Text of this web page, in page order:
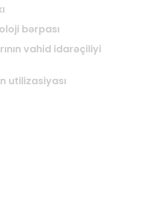
bərpası
vahid idarəçiliyi
utilizasiyası